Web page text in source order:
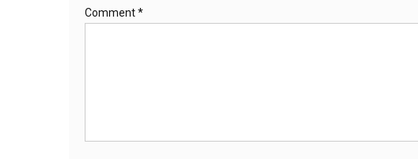
Comment*